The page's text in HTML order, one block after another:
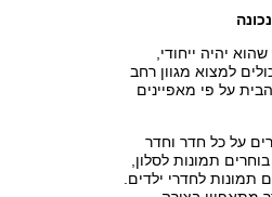
יהיה ייחודי,
למצוא מגוון רחב
על פי מאפיינים
על כל חדר וחדר
תמונות לסלון,
תמונות לחדרי ילדים.